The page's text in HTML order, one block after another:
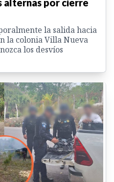
alternas por cierre
la salida hacia
la colonia Villa Nueva
los desvíos